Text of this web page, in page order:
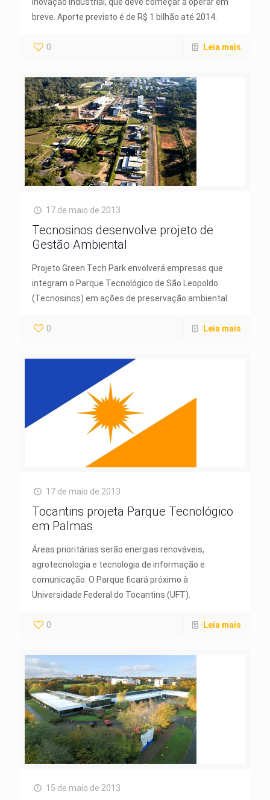
breve. Aporte previsto é de R$ 1 bilhão até 2014.
0 Leia mais
17 de maio de 2013
Tecnosinos desenvolve projeto de
Gestão Ambiental
Projeto Green Tech Park envolverá empresas que
integram o Parque Tecnológico de São Leopoldo
(Tecnosinos) em ações de preservação ambiental
0 Leia mais
17 de maio de 2013
Tocantins projeta Parque Tecnológico
em Palmas
Áreas prioritárias serão energias renováveis,
agrotecnologia e tecnologia de informação e
comunicação. O Parque ficará próximo à
Universidade Federal do Tocantins (UFT).
0 Leia mais
15 de maio de 2013